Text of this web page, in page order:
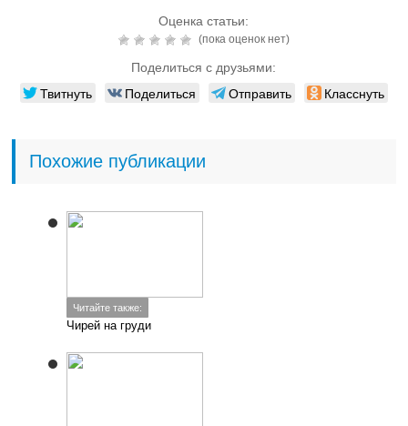
Оценка статьи:
(пока оценок нет)
Поделиться с друзьями:
Твитнуть Поделиться Отправить Класснуть
Похожие публикации
Читайте также:
Чирей на груди